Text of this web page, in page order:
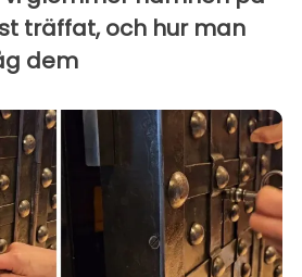
träffat, och hur man
dem